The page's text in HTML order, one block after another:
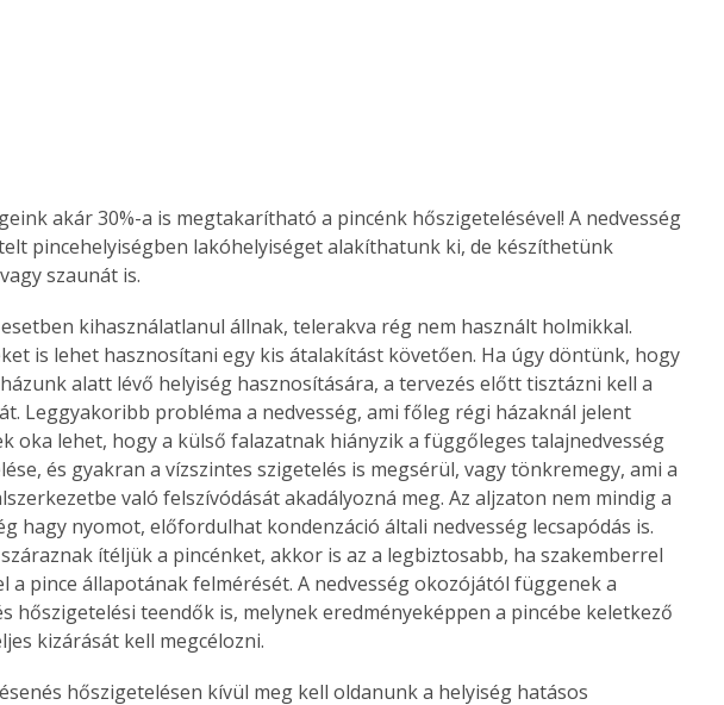
akár 30%-a is megtakarítható a pincénk hőszigetelésével! A nedvesség
pincehelyiségben lakóhelyiséget alakíthatunk ki, de készíthetünk
szaunát is.
kihasználatlanul állnak, telerakva rég nem használt holmikkal.
is lehet hasznosítani egy kis átalakítást követően. Ha úgy döntünk, hogy
alatt lévő helyiség hasznosítására, a tervezés előtt tisztázni kell a
Leggyakoribb probléma a nedvesség, ami főleg régi házaknál jelent
oka lehet, hogy a külső falazatnak hiányzik a függőleges talajnedvesség
és gyakran a vízszintes szigetelés is megsérül, vagy tönkremegy, ami a
való felszívódását akadályozná meg. Az aljzaton nem mindig a
hagy nyomot, előfordulhat kondenzáció általi nedvesség lecsapódás is.
ítéljük a pincénket, akkor is az a legbiztosabb, ha szakemberrel
a pince állapotának felmérését. A nedvesség okozójától függenek a
hőszigetelési teendők is, melynek eredményeképpen a pincébe keletkező
kizárását kell megcélozni.